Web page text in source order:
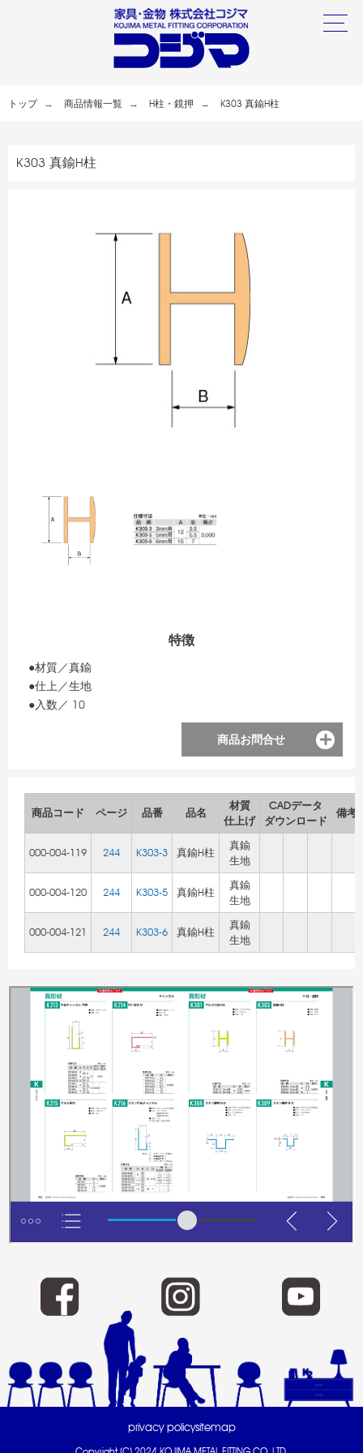
トップ 商品情報一覧 H柱・鏡押 K303 真鍮H柱
K303 真鍮H柱
特徴
●材質／真鍮
●仕上／生地
●入数／ 10
商品お問合せ
商品コード ページ 品番 品名
材質
仕上げ
CADデータ
ダウンロード
備考
000-004-119 244 K303-3 真鍮H柱
真鍮
生地
000-004-120 244 K303-5 真鍮H柱
真鍮
生地
000-004-121 244 K303-6 真鍮H柱
真鍮
生地
privacy policysitemap